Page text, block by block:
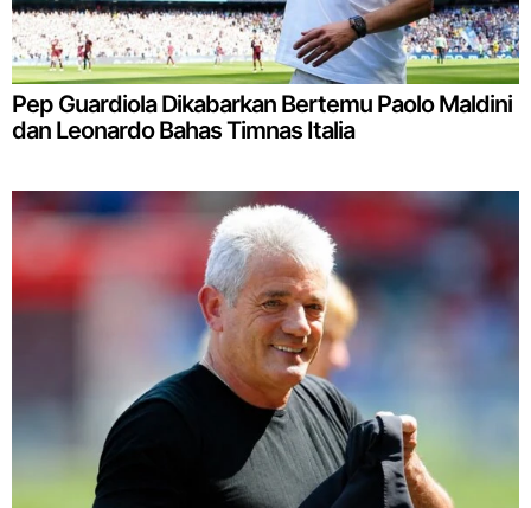
Pep Guardiola Dikabarkan Bertemu Paolo Maldini
dan Leonardo Bahas Timnas Italia